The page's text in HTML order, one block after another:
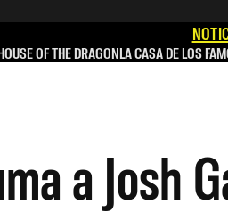
OF THE DRAGONLA CASA DE LOS
a Josh